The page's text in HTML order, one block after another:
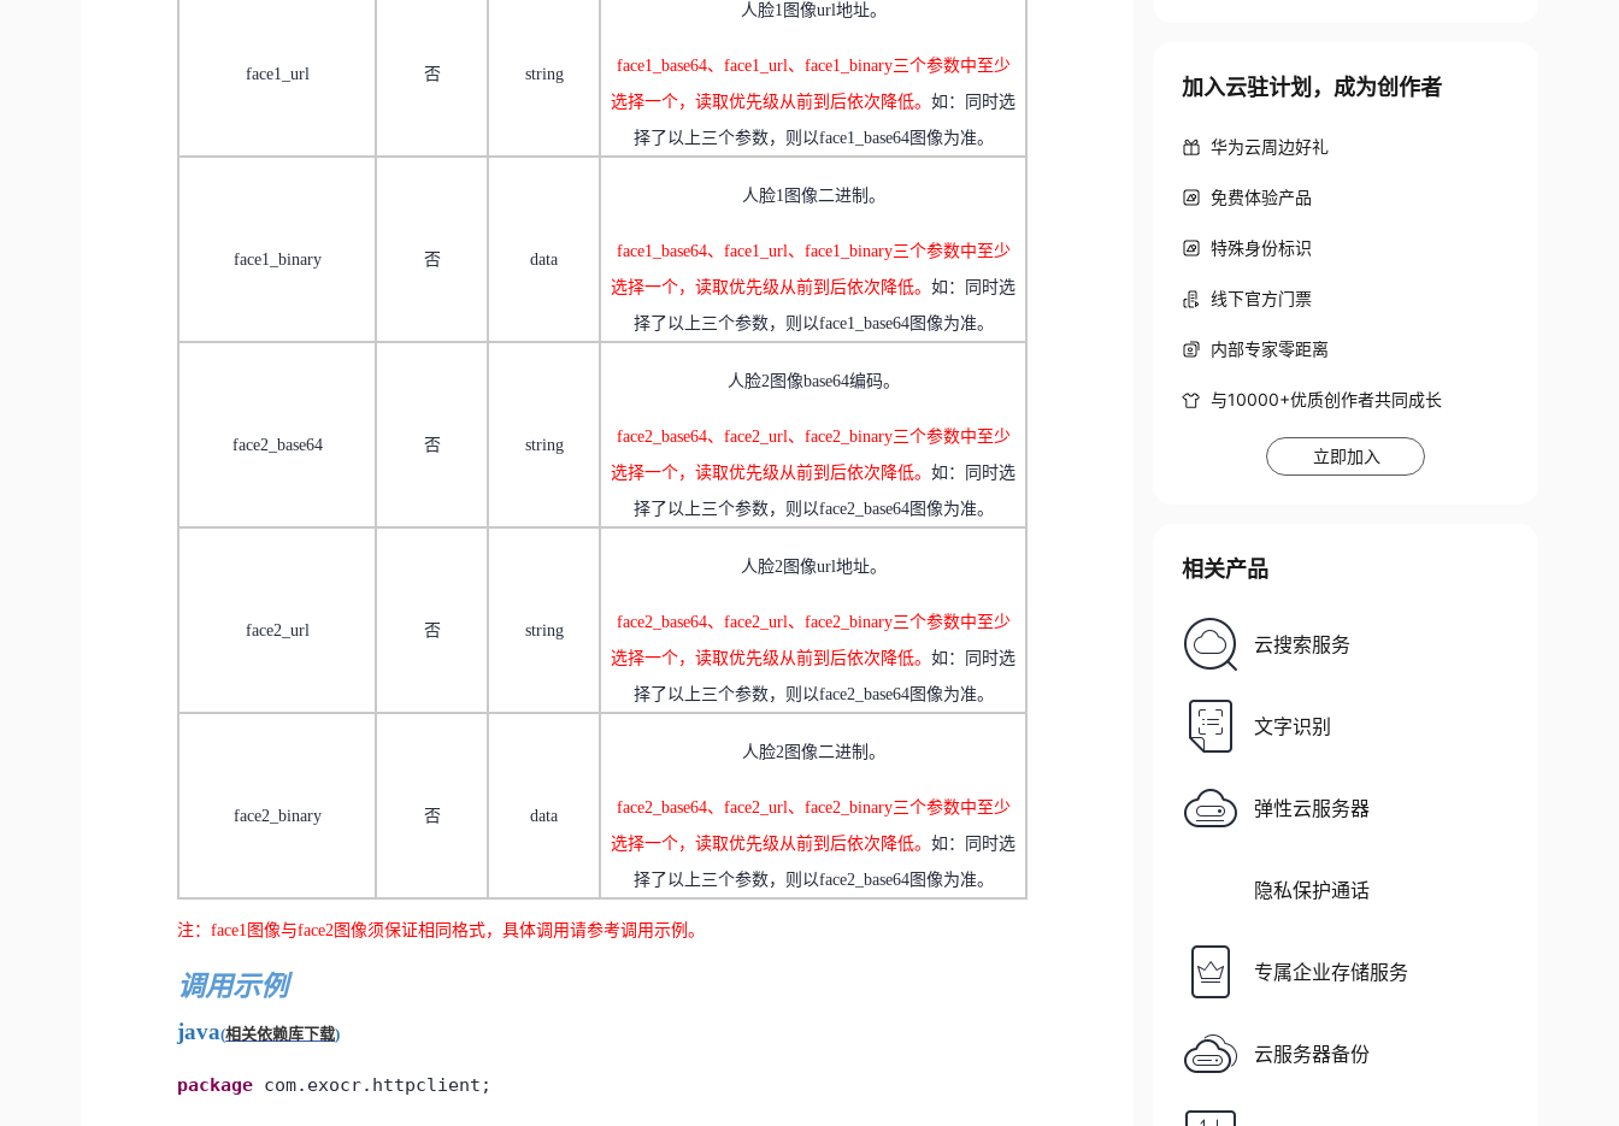
face1_url 否 string
人脸1 图像url地址。
face1_base64、 face1_url、 face1_binary三个参数中至少
选择一个，读取优先级从前到后依次降低。如：同时选
择了以上三个参数，则以face1_base64图像为准。
face1_binary 否 data
人脸1 图像二进制。
face1_base64、 face1_url、 face1_binary三个参数中至少
选择一个，读取优先级从前到后依次降低。如：同时选
择了以上三个参数，则以face1_base64图像为准。
face2_base64 否 string
人脸2图像base64编码。
face2_base64、 face2_url、 face2_binary三个参数中至少
选择一个，读取优先级从前到后依次降低。如：同时选
择了以上三个参数，则以face2_base64图像为准。
face2_url 否 string
人脸2图像url地址。
face2_base64、 face2_url、 face2_binary三个参数中至少
选择一个，读取优先级从前到后依次降低。如：同时选
择了以上三个参数，则以face2_base64图像为准。
face2_binary 否 data
人脸2图像二进制。
face2_base64、 face2_url、 face2_binary三个参数中至少
选择一个，读取优先级从前到后依次降低。如：同时选
择了以上三个参数，则以face2_base64图像为准。
注：face1 图像与face2图像须保证相同格式，具体调用请参考调用示例。
调用示例
java(相关依赖库下载)
package com.exocr.httpclient;
加入云驻计划，成为创作者
华为云周边好礼
免费体验产品
特殊身份标识
线下官方门票
内部专家零距离
与10000+优质创作者共同成长
立即加入
相关产品
云搜索服务
文字识别
弹性云服务器
隐私保护通话
专属企业存储服务
云服务器备份